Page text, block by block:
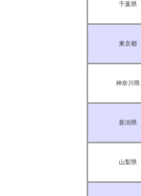
千葉県
東京都
神奈川県
新潟県
山梨県